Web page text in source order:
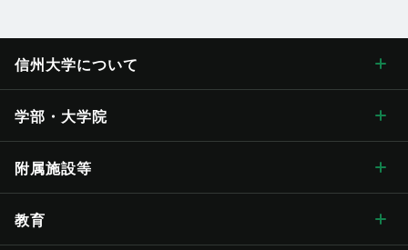
信州大学について
信州大学について トップ
学長メッセージ
学長メッセージ トップ
大学概要・理念
学部・大学院
学部・大学院 トップ
人文学部
附属施設等
総合博物館
教育